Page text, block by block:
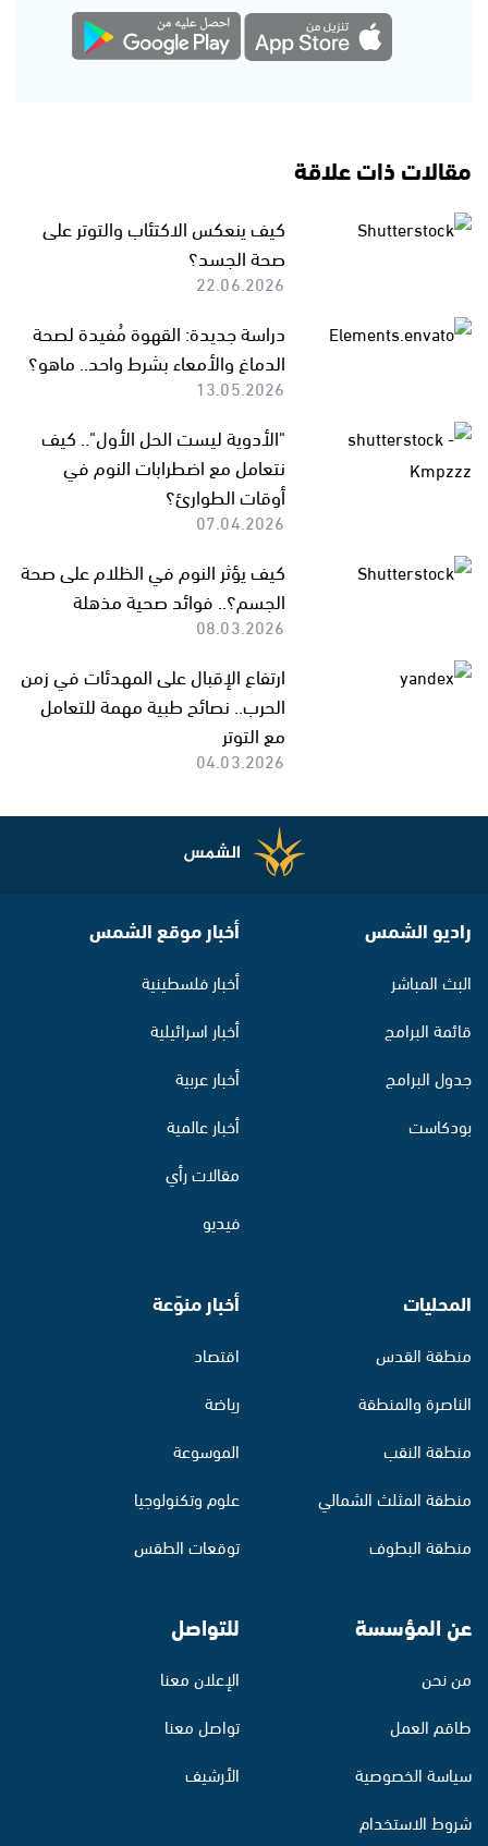
مقالات ذات علاقة
كيف ينعكس الاكتئاب والتوتر على
صحة الجسد؟
22.06.2026
دراسة جديدة: القهوة مُفيدة لصحة
الدماغ والأمعاء بشرط واحد.. ماهو؟
13.05.2026
"الأدوية ليست الحل الأول".. كيف
نتعامل مع اضطرابات النوم في
أوقات الطوارئ؟
07.04.2026
كيف يؤثر النوم في الظلام على صحة
الجسم؟.. فوائد صحية مذهلة
08.03.2026
ارتفاع الإقبال على المهدئات في زمن
الحرب.. نصائح طبية مهمة للتعامل
مع التوتر
04.03.2026
راديو الشمس
البث المباشر
قائمة البرامج
جدول البرامج
بودكاست
أخبار موقع الشمس
أخبار فلسطينية
أخبار اسرائيلية
أخبار عربية
أخبار عالمية
مقالات رأي
فيديو
المحليات
منطقة القدس
الناصرة والمنطقة
منطقة النقب
منطقة المثلث الشمالي
منطقة البطوف
أخبار منوّعة
اقتصاد
رياضة
الموسوعة
علوم وتكنولوجيا
توقعات الطقس
عن المؤسسة
من نحن
طاقم العمل
سياسة الخصوصية
شروط الاستخدام
للتواصل
الإعلان معنا
تواصل معنا
الأرشيف